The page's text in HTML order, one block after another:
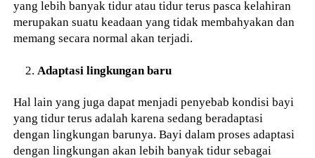
yang lebih banyak tidur atau tidur terus pasca kelahiran
merupakan suatu keadaan yang tidak membahyakan dan
memang secara normal akan terjadi.
Adaptasi lingkungan baru
Hal lain yang juga dapat menjadi penyebab kondisi bayi
yang tidur terus adalah karena sedang beradaptasi
dengan lingkungan barunya. Bayi dalam proses adaptasi
dengan lingkungan akan lebih banyak tidur sebagai